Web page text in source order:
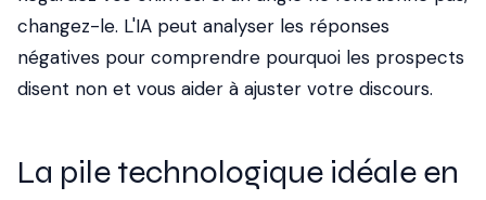
changez-le. L'IA peut analyser les réponses
négatives pour comprendre pourquoi les prospects
disent non et vous aider à ajuster votre discours.
La pile technologique idéale en